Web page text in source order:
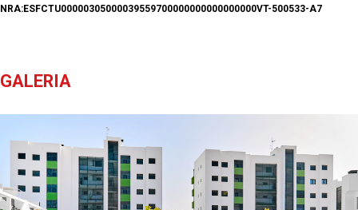
NRA:ESFCTU00000305000039559700000000000000000VT-500533-A7
GALERIA